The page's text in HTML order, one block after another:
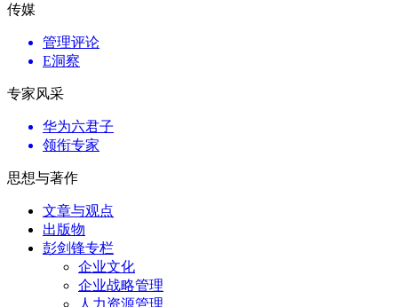
传媒
管理评论
E洞察
专家风采
华为六君子
领衔专家
思想与著作
文章与观点
出版物
彭剑锋专栏
企业文化
企业战略管理
人力资源管理